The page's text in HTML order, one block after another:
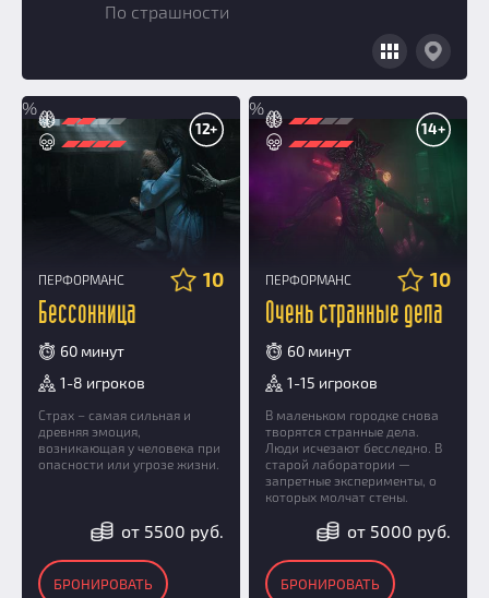
Партнерам
По страшности
%
12+
ПЕРФОРМАНС 10
Бессонница
60 минут
1-8 игроков
Страх – самая сильная и
древняя эмоция,
возникающая у человека при
опасности или угрозе жизни.
от 5500 руб.
БРОНИРОВАТЬ
%
14+
ПЕРФОРМАНС 10
Очень странные дела
60 минут
1-15 игроков
В маленьком городке снова
творятся странные дела.
Люди исчезают бесследно. В
старой лаборатории —
запретные эксперименты, о
которых молчат стены.
от 5000 руб.
БРОНИРОВАТЬ